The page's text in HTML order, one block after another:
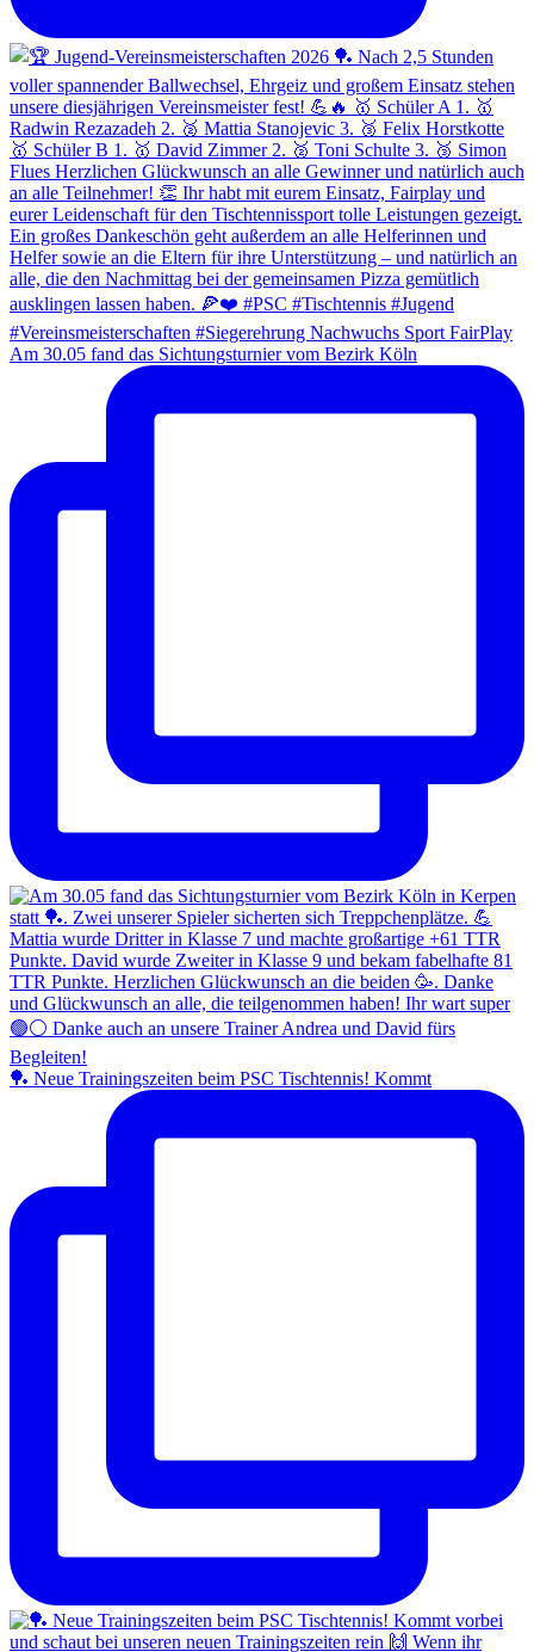
Am 30.05 fand das Sichtungsturnier vom Bezirk Köln
🏓 Neue Trainingszeiten beim PSC Tischtennis! Kommt